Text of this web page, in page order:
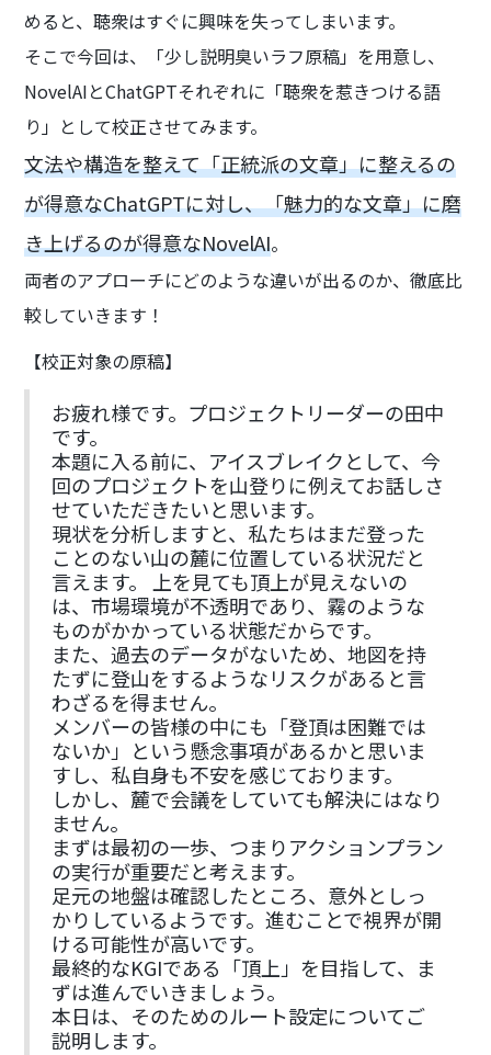
めると、聴衆はすぐに興味を失ってしまいます。
そこで今回は、「少し説明臭いラフ原稿」を用意し、
NovelAIとChatGPTそれぞれに「聴衆を惹きつける語
り」として校正させてみます。
文法や構造を整えて「正統派の文章」に整えるの
が得意なChatGPTに対し、「魅力的な文章」に磨
き上げるのが得意なNovelAI。
両者のアプローチにどのような違いが出るのか、徹底比
較していきます！
【校正対象の原稿】
お疲れ様です。プロジェクトリーダーの田中
です。
本題に入る前に、アイスブレイクとして、今
回のプロジェクトを山登りに例えてお話しさ
せていただきたいと思います。
現状を分析しますと、私たちはまだ登った
ことのない山の麓に位置している状況だと
言えます。 上を見ても頂上が見えないの
は、市場環境が不透明であり、霧のような
ものがかかっている状態だからです。
また、過去のデータがないため、地図を持
たずに登山をするようなリスクがあると言
わざるを得ません。
メンバーの皆様の中にも「登頂は困難では
ないか」という懸念事項があるかと思いま
すし、私自身も不安を感じております。
しかし、麓で会議をしていても解決にはなり
ません。
まずは最初の一歩、つまりアクションプラン
の実行が重要だと考えます。
足元の地盤は確認したところ、意外としっ
かりしているようです。進むことで視界が開
ける可能性が高いです。
最終的なKGIである「頂上」を目指して、ま
ずは進んでいきましょう。
本日は、そのためのルート設定についてご
説明します。